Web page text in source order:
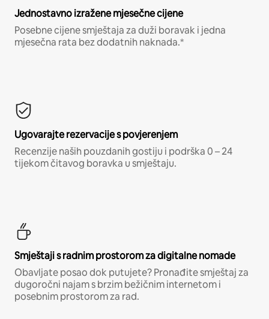
Jednostavno izražene mjesečne cijene
Posebne cijene smještaja za duži boravak i jedna
mjesečna rata bez dodatnih naknada.*
Ugovarajte rezervacije s povjerenjem
Recenzije naših pouzdanih gostiju i podrška 0 – 24
tijekom čitavog boravka u smještaju.
Smještaji s radnim prostorom za digitalne nomade
Obavljate posao dok putujete? Pronađite smještaj za
dugoročni najam s brzim bežičnim internetom i
posebnim prostorom za rad.